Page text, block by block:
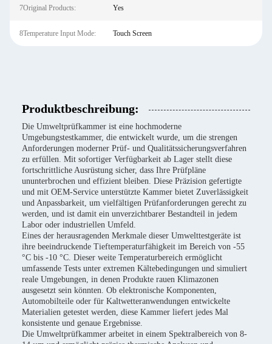
7Original Products: Yes
8Temperature Input Mode: Touch Screen
Produktbeschreibung:
Die Umweltprüfkammer ist eine hochmoderne
Umgebungstestkammer, die entwickelt wurde, um die strengen
Anforderungen moderner Prüf- und Qualitätssicherungsverfahren
zu erfüllen. Mit sofortiger Verfügbarkeit ab Lager stellt diese
fortschrittliche Ausrüstung sicher, dass Ihre Prüfpläne
ununterbrochen und effizient bleiben. Diese Präzision gefertigte
und mit OEM-Service unterstützte Kammer bietet Zuverlässigkeit
und Anpassbarkeit, um vielfältigen Prüfanforderungen gerecht zu
werden, und ist damit ein unverzichtbarer Bestandteil in jedem
Labor oder industriellen Umfeld.
Eines der herausragenden Merkmale dieser Umwelttestgeräte ist
ihre beeindruckende Tieftemperaturfähigkeit im Bereich von -55
°C bis -10 °C. Dieser weite Temperaturbereich ermöglicht
umfassende Tests unter extremen Kältebedingungen und simuliert
reale Umgebungen, in denen Produkte rauen Klimazonen
ausgesetzt sein könnten. Ob elektronische Komponenten,
Automobilteile oder für Kaltwetteranwendungen entwickelte
Materialien getestet werden, diese Kammer liefert jedes Mal
konsistente und genaue Ergebnisse.
Die Umweltprüfkammer arbeitet in einem Spektralbereich von 8-